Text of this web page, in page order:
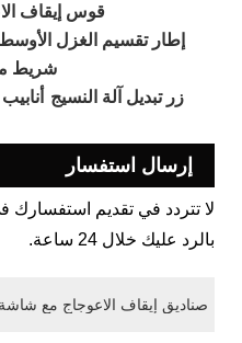
قوس إيقاف
إطار تقسيم الغزل الأوسط
شريط
زر تبديل آلة النسيج
إرسال استفسار
لا تتردد في تقديم استفسارك
بالرد عليك خلال 24 ساعة.